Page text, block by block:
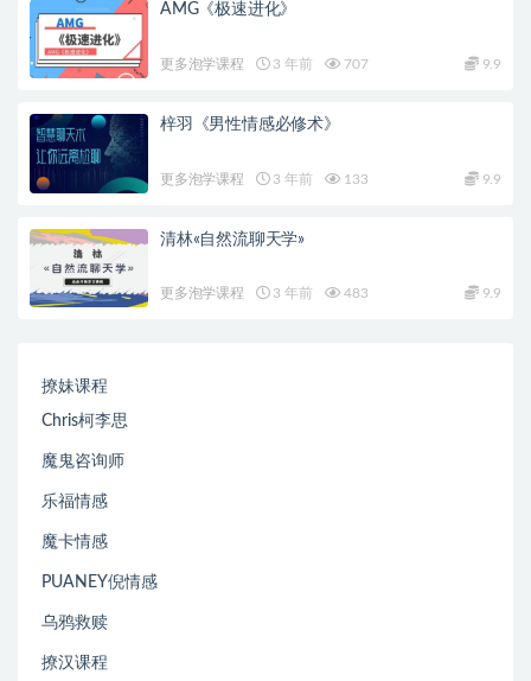
AMG《极速进化》
更多泡学课程 3 年前 707 9.9
梓羽《男性情感必修术》
更多泡学课程 3 年前 133 9.9
清林«自然流聊天学»
更多泡学课程 3 年前 483 9.9
撩妹课程
Chris柯李思
魔鬼咨询师
乐福情感
魔卡情感
PUANEY倪情感
乌鸦救赎
撩汉课程